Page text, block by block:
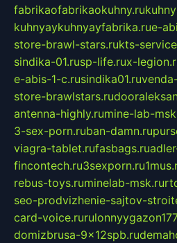
fabrikaofabrikaokuhny.ru
kuhnyaykuhnyayfabrika.rue-
store-brawl-stars.rukts-
sindika-01.rusp-life.rux-
e-abis-1-c.rusindika01.ru
store-brawlstars.ru
antenna-highly.rumine-lab-
3-sex-porn.ruban-damn.ru
viagra-tablet.rufasbags.ru
fincontech.ru3sexporn.ru
rebus-toys.ruminelab-msk.ru
seo-prodvizhenie-sajtov-
card-voice.ru
domizbrusa-9x12spb.ru